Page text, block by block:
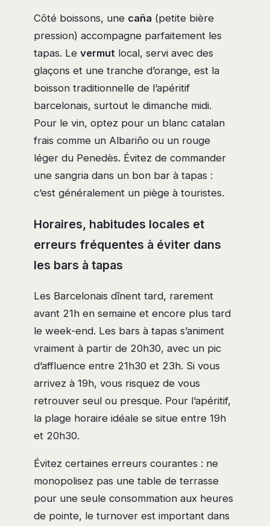
Côté boissons, une caña (petite bière
pression) accompagne parfaitement les
tapas. Le vermut local, servi avec des
glaçons et une tranche d’orange, est la
boisson traditionnelle de l’apéritif
barcelonais, surtout le dimanche midi.
Pour le vin, optez pour un blanc catalan
frais comme un Albariño ou un rouge
léger du Penedès. Évitez de commander
une sangria dans un bon bar à tapas :
c’est généralement un piège à touristes.
Horaires, habitudes locales et
erreurs fréquentes à éviter dans
les bars à tapas
Les Barcelonais dînent tard, rarement
avant 21h en semaine et encore plus tard
le week-end. Les bars à tapas s’animent
vraiment à partir de 20h30, avec un pic
d’affluence entre 21h30 et 23h. Si vous
arrivez à 19h, vous risquez de vous
retrouver seul ou presque. Pour l’apéritif,
la plage horaire idéale se situe entre 19h
et 20h30.
Évitez certaines erreurs courantes : ne
monopolisez pas une table de terrasse
pour une seule consommation aux heures
de pointe, le turnover est important dans